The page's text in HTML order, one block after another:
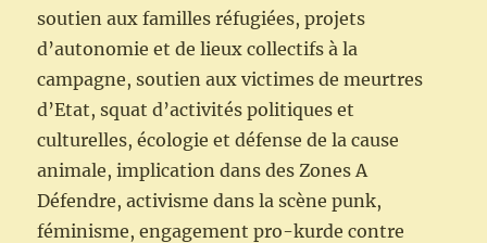
soutien aux familles réfugiées, projets
d’autonomie et de lieux collectifs à la
campagne, soutien aux victimes de meurtres
d’Etat, squat d’activités politiques et
culturelles, écologie et défense de la cause
animale, implication dans des Zones A
Défendre, activisme dans la scène punk,
féminisme, engagement pro-kurde contre